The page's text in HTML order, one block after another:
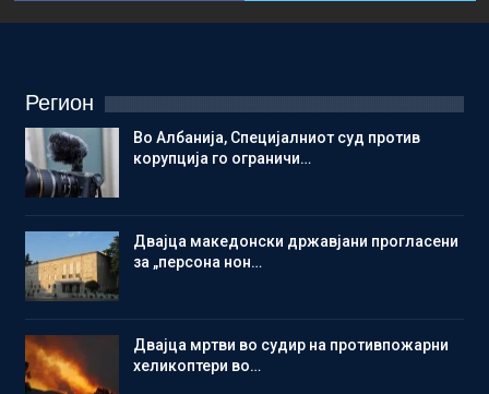
Регион
Во Албанија, Специјалниот суд против
корупција го ограничи…
Двајца македонски државјани прогласени
за „персона нон…
Двајца мртви во судир на противпожарни
хеликоптери во…